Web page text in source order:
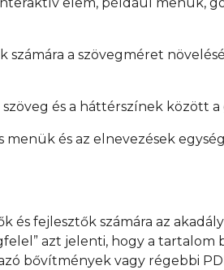
számára a szövegméret
és a háttérszínek között
menük és az elnevezések
fejlesztők számára az
azt jelenti, hogy a
bővítmények vagy régebbi